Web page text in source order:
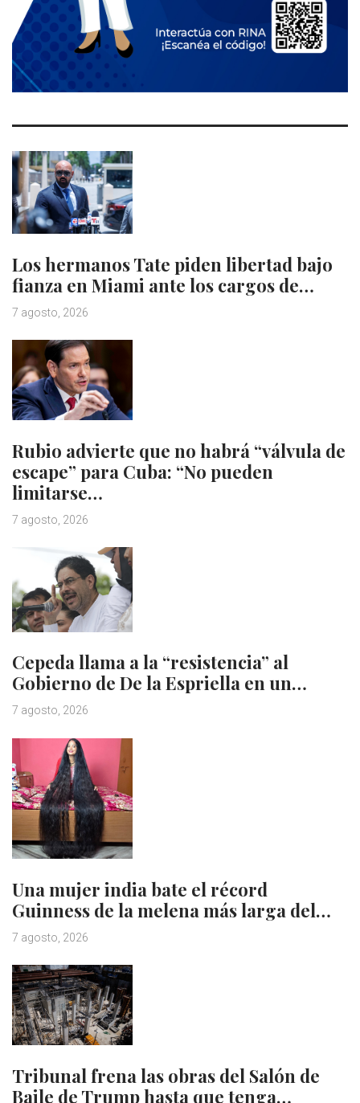
Los hermanos Tate piden libertad bajo
fianza en Miami ante los cargos de…
7 agosto, 2026
Rubio advierte que no habrá “válvula de
escape” para Cuba: “No pueden
limitarse…
7 agosto, 2026
Cepeda llama a la “resistencia” al
Gobierno de De la Espriella en un…
7 agosto, 2026
Una mujer india bate el récord
Guinness de la melena más larga del…
7 agosto, 2026
Tribunal frena las obras del Salón de
Baile de Trump hasta que tenga…